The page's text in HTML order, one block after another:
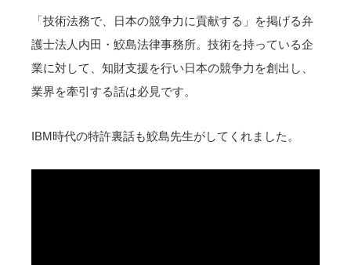
「技術法務で、日本の競争力に貢献する」を掲げる弁
護士法人内田・鮫島法律事務所。技術を持っている企
業に対して、知財支援を行い日本の競争力を創出し、
業界を牽引する話は必見です。
IBM時代の特許裏話も鮫島先生がしてくれました。